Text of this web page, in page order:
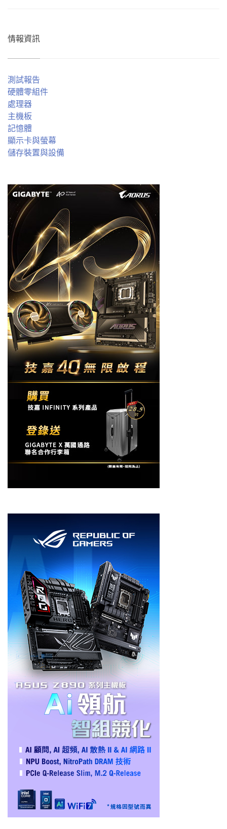
情報資訊
測試報告
硬體零組件
處理器
主機板
記憶體
顯示卡與螢幕
儲存裝置與設備